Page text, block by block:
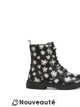
Nouveauté